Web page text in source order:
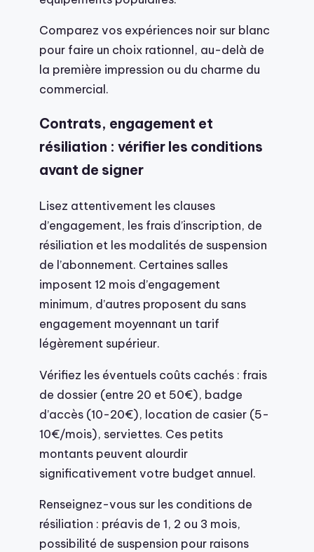
Comparez vos expériences noir sur blanc
pour faire un choix rationnel, au-delà de
la première impression ou du charme du
commercial.
Contrats, engagement et
résiliation : vérifier les conditions
avant de signer
Lisez attentivement les clauses
d’engagement, les frais d’inscription, de
résiliation et les modalités de suspension
de l’abonnement. Certaines salles
imposent 12 mois d’engagement
minimum, d’autres proposent du sans
engagement moyennant un tarif
légèrement supérieur.
Vérifiez les éventuels coûts cachés : frais
de dossier (entre 20 et 50€), badge
d’accès (10-20€), location de casier (5-
10€/mois), serviettes. Ces petits
montants peuvent alourdir
significativement votre budget annuel.
Renseignez-vous sur les conditions de
résiliation : préavis de 1, 2 ou 3 mois,
possibilité de suspension pour raisons